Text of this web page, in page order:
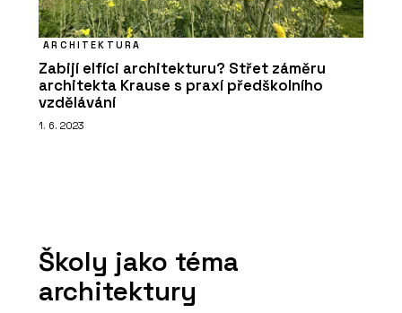
ARCHITEKTURA
Zabijí elfíci architekturu? Střet záměru
architekta Krause s praxí předškolního
vzdělávání
1. 6. 2023
Školy jako téma
architektury